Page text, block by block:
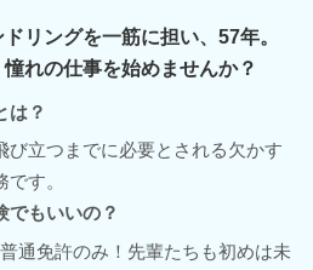
リングを一筋に担い、57年。
れの仕事を始めませんか？
は？
び立つまでに必要とされる欠かす
す。
でもいいの？
通免許のみ！先輩たちも初めは未